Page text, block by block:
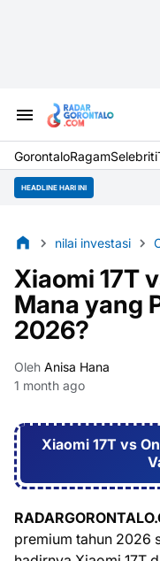
GorontaloRagamSelebriti
HEADLINE HARI INI
nilai investasi
Xiaomi 17T
Mana yang
2026?
Oleh Anisa Hana
1 month ago
Xiaomi 17T vs
premium tahun 2026